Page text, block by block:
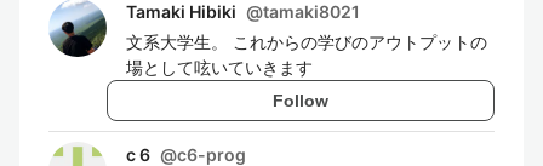
Tamaki Hibiki @tamaki8021
文系大学生。 これからの学びのアウトプットの
場として呟いていきます
Follow
c 6 @c6-prog